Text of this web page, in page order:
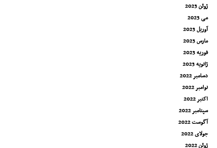
ژوئن 2023
می 2023
آوریل 2023
مارس 2023
فوریه 2023
ژانویه 2023
دسامبر 2022
نوامبر 2022
اکتبر 2022
سپتامبر 2022
آگوست 2022
جولای 2022
ژوئن 2022